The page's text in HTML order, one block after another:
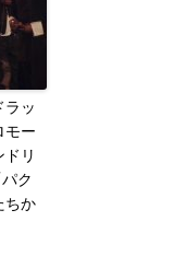
ラッ
モー
リ
ク
ちか